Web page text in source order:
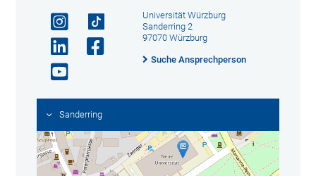
Universität Würzburg
Sanderring 2
97070 Würzburg
Suche Ansprechperson
Sanderring